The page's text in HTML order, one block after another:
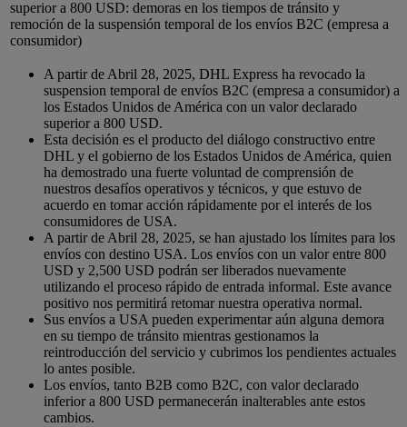
superior a 800 USD: demoras en los tiempos de tránsito y
remoción de la suspensión temporal de los envíos B2C (empresa a
consumidor)
A partir de Abril 28, 2025, DHL Express ha revocado la
suspension temporal de envíos B2C (empresa a consumidor) a
los Estados Unidos de América con un valor declarado
superior a 800 USD.
Esta decisión es el producto del diálogo constructivo entre
DHL y el gobierno de los Estados Unidos de América, quien
ha demostrado una fuerte voluntad de comprensión de
nuestros desafíos operativos y técnicos, y que estuvo de
acuerdo en tomar acción rápidamente por el interés de los
consumidores de USA.
A partir de Abril 28, 2025, se han ajustado los límites para los
envíos con destino USA. Los envíos con un valor entre 800
USD y 2,500 USD podrán ser liberados nuevamente
utilizando el proceso rápido de entrada informal. Este avance
positivo nos permitirá retomar nuestra operativa normal.
Sus envíos a USA pueden experimentar aún alguna demora
en su tiempo de tránsito mientras gestionamos la
reintroducción del servicio y cubrimos los pendientes actuales
lo antes posible.
Los envíos, tanto B2B como B2C, con valor declarado
inferior a 800 USD permanecerán inalterables ante estos
cambios.